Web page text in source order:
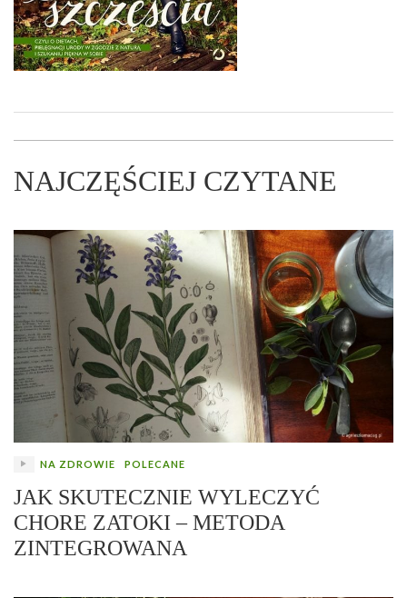
NAJCZĘŚCIEJ CZYTANE
NA ZDROWIE POLECANE
JAK SKUTECZNIE WYLECZYĆ
CHORE ZATOKI – METODA
ZINTEGROWANA